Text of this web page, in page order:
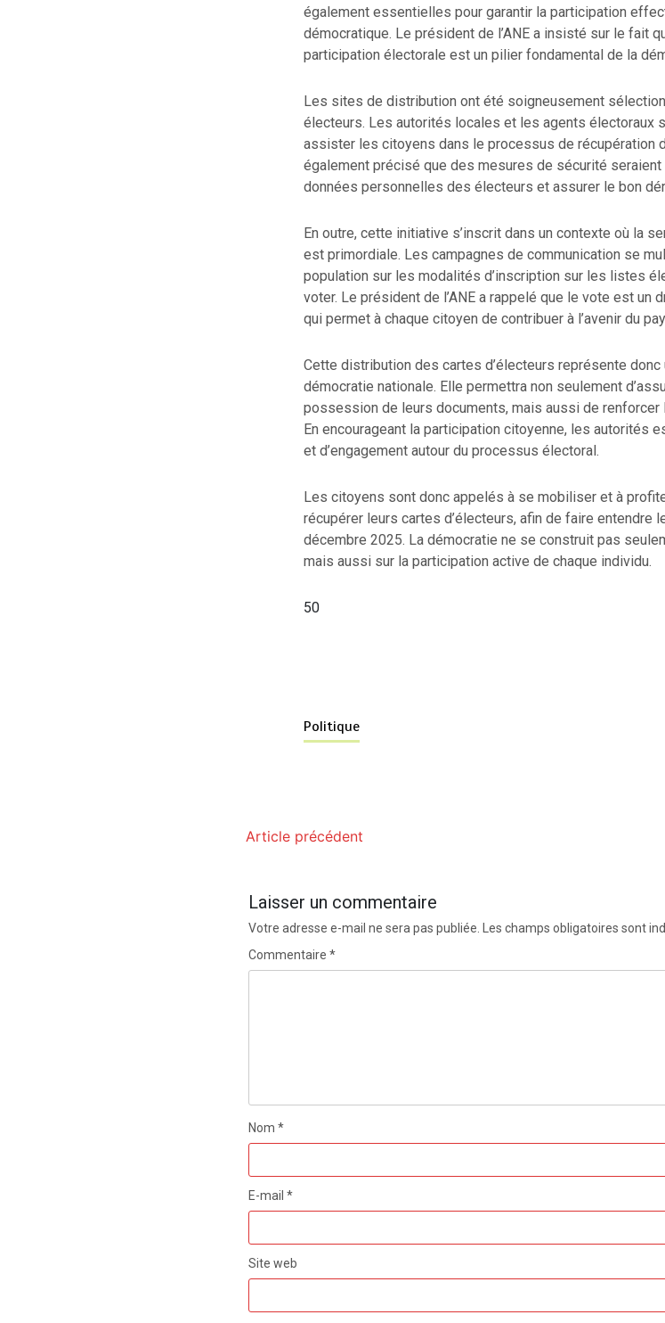
également essentielles pour garantir la participation
démocratique. Le président de l’ANE a insisté sur le fait
participation électorale est un pilier fondamental de la
Les sites de distribution ont été soigneusement
électeurs. Les autorités locales et les agents électoraux
assister les citoyens dans le processus de récupération
également précisé que des mesures de sécurité
données personnelles des électeurs et assurer le bon
En outre, cette initiative s’inscrit dans un contexte où la
est primordiale. Les campagnes de communication se
population sur les modalités d’inscription sur les listes
voter. Le président de l’ANE a rappelé que le vote est un
qui permet à chaque citoyen de contribuer à l’avenir du
Cette distribution des cartes d’électeurs représente
démocratie nationale. Elle permettra non seulement
possession de leurs documents, mais aussi de
En encourageant la participation citoyenne, les autorités
et d’engagement autour du processus électoral.
Les citoyens sont donc appelés à se mobiliser et à
récupérer leurs cartes d’électeurs, afin de faire entendre
décembre 2025. La démocratie ne se construit pas
mais aussi sur la participation active de chaque individu.
50
Politique
Article précédent
Laisser un commentaire
Votre adresse e-mail ne sera pas publiée. Les champs obligatoires sont
Commentaire *
Nom *
E-mail *
Site web